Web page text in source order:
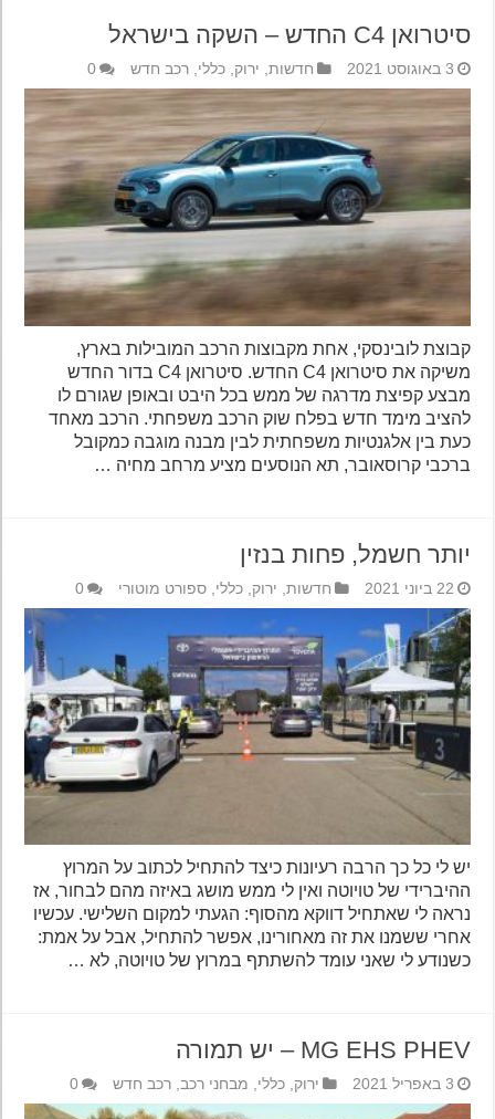
סיטרואן C4 החדש – השקה בישראל
3 באוגוסט 2021 חדשות,ירוק,כללי,רכב חדש 0
קבוצת לובינסקי, אחת מקבוצות הרכב המובילות בארץ,
משיקה את סיטרואן C4 החדש. סיטרואן C4 בדור החדש
מבצע קפיצת מדרגה של ממש בכל היבט ובאופן שגורם לו
להציב מימד חדש בפלח שוק הרכב משפחתי. הרכב מאחד
כעת בין אלגנטיות משפחתית לבין מבנה מוגבה כמקובל
ברכבי קרוסאובר, תא הנוסעים מציע מרחב מחיה …
יותר חשמל, פחות בנזין
22 ביוני 2021 חדשות,ירוק,כללי,ספורט מוטורי 0
יש לי כל כך הרבה רעיונות כיצד להתחיל לכתוב על המרוץ
ההיברידי של טויוטה ואין לי ממש מושג באיזה מהם לבחור, אז
נראה לי שאתחיל דווקא מהסוף: הגעתי למקום השלישי. עכשיו
אחרי ששמנו את זה מאחורינו, אפשר להתחיל, אבל על אמת:
כשנודע לי שאני עומד להשתתף במרוץ של טויוטה, לא …
MG EHS PHEV – יש תמורה
3 באפריל 2021 ירוק,כללי,מבחני רכב,רכב חדש 0